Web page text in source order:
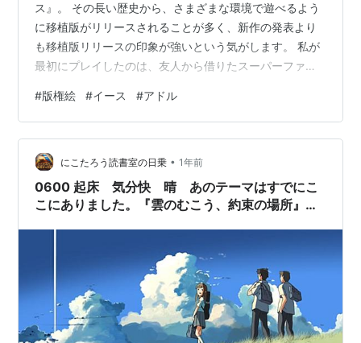
ス』。 その長い歴史から、さまざまな環境で遊べるよう
に移植版がリリースされることが多く、新作の発表より
も移植版リリースの印象が強いという気がします。 私が
最初にプレイしたのは、友人から借りたスーパーファミ
ロムイース- 🏷️1991-06-21 このソフト、のちに聞いた話
では、その友人が自宅でプレイ中になにかで腹を立て、
引き抜いて投げたところ、金魚鉢にドボン。 後悔しつ
つ、しっかり乾かしてから、駄目だろうなと思いながら
もやってみたところ、普通に動いたのだとか。
#版権絵 #イース #アドル
にこたろう読書室の日乗 • 1年前
0600 起床 気分快 晴 あのテーマはすでにこ
こにありました。『雲のむこう、約束の場所』、